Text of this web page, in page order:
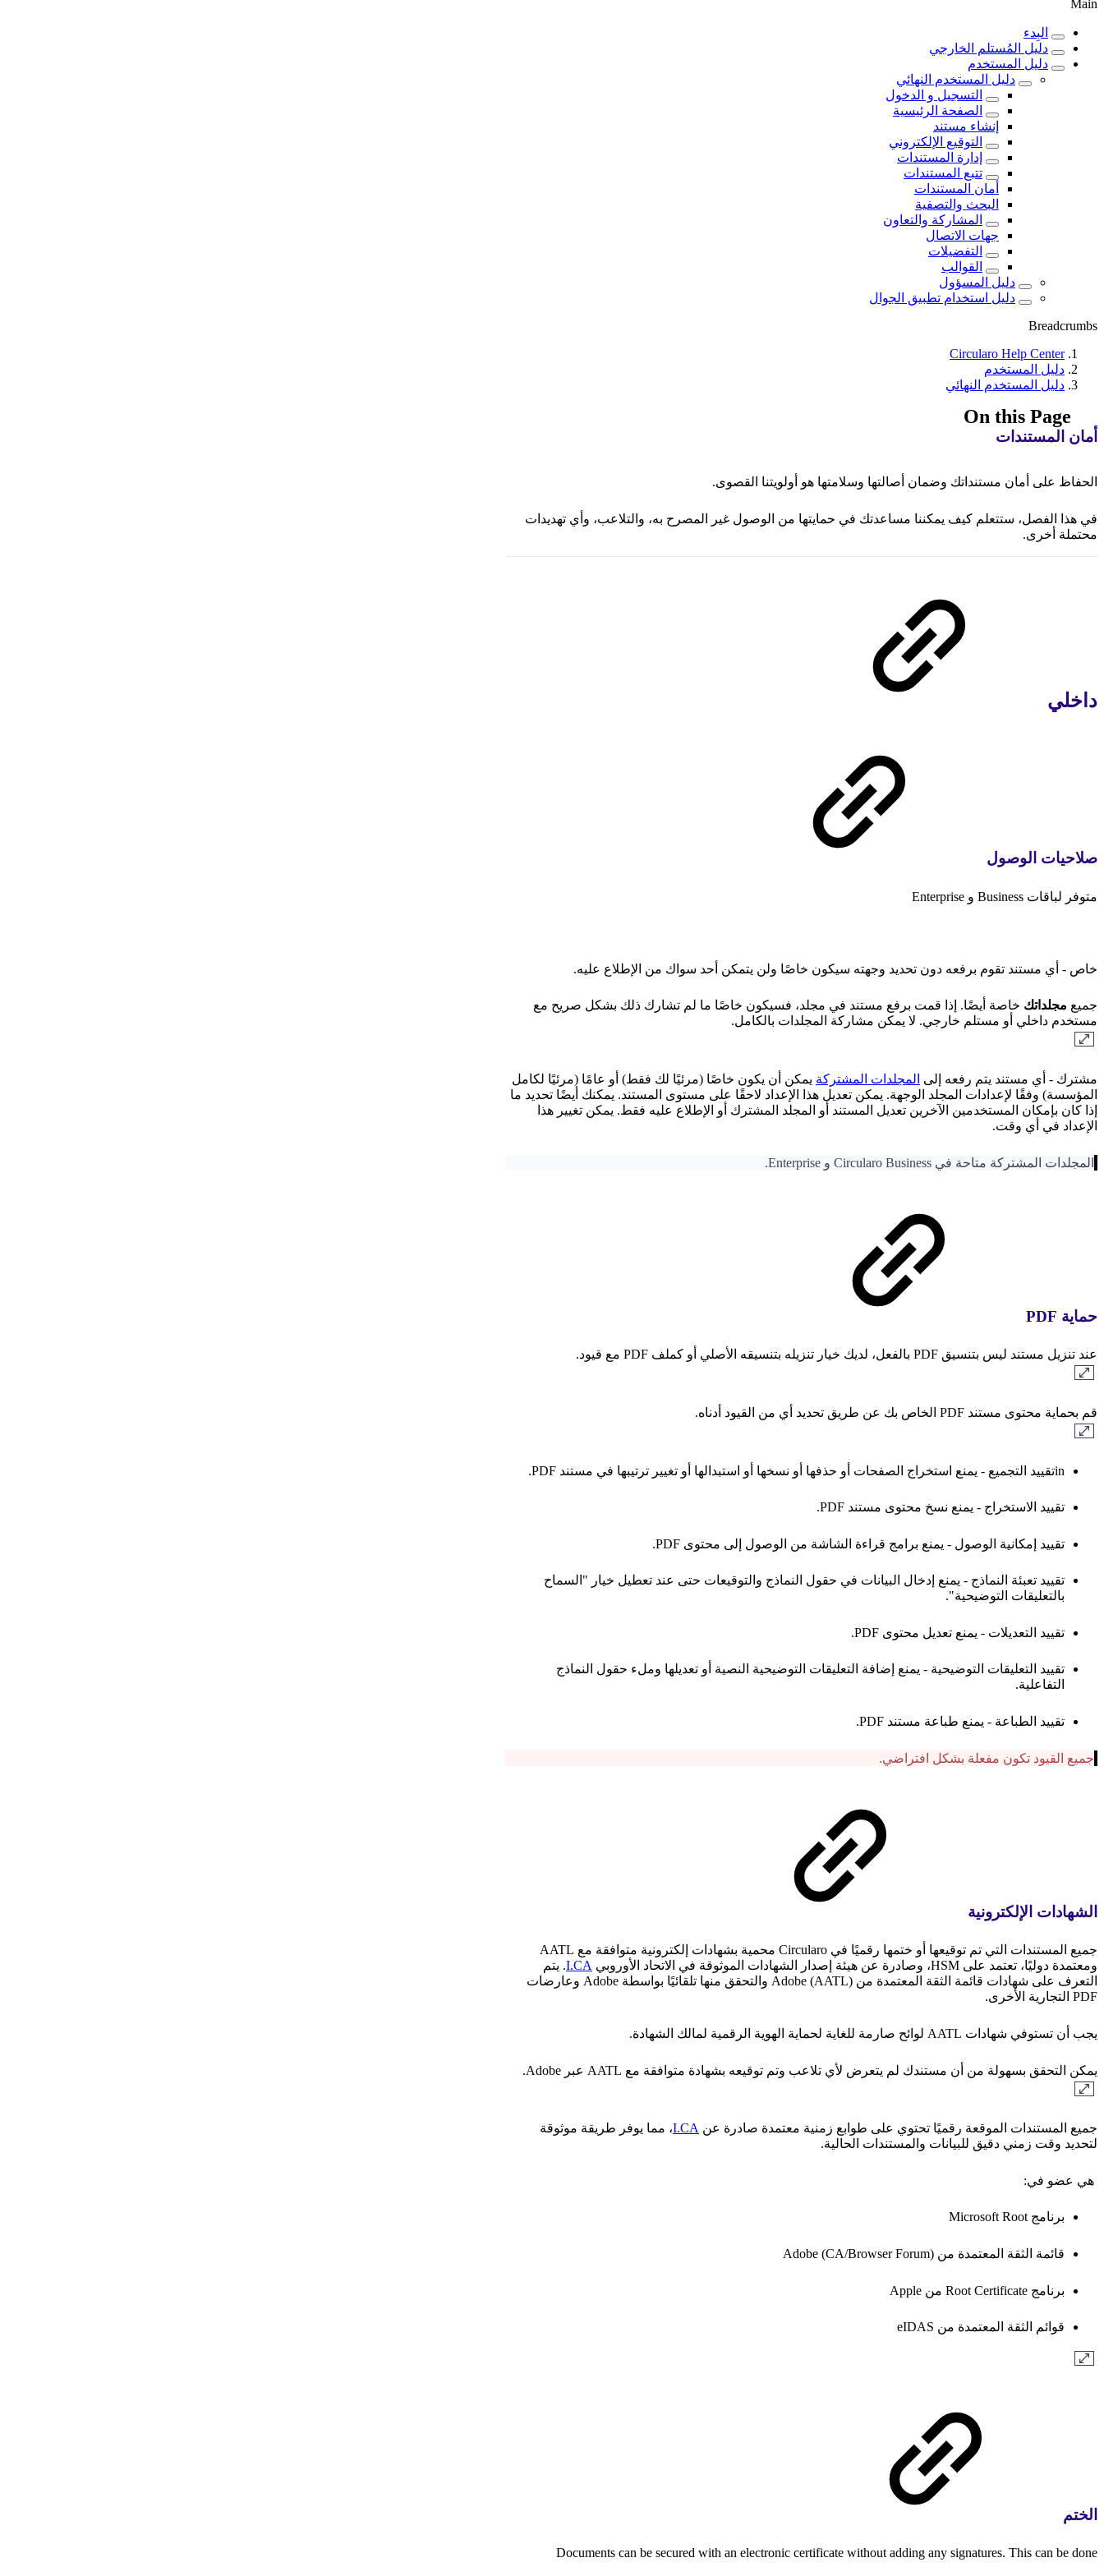
Main
البِدء
دليل المُستلم الخارجي
دليل المستخدم
دليل المستخدم النهائي
التسجيل و الدخول
الصفحة الرئيسية
إنشاء مستند
التوقيع الإلكتروني
إدارة المستندات
تتبع المستندات
أمان المستندات
البحث والتصفية
المشاركة والتعاون
جهات الاتصال
التفضيلات
القوالب
دليل المسؤول
دليل استخدام تطبيق الجوال
Breadcrumbs
Circularo Help Center
دليل المستخدم
دليل المستخدم النهائي
On this Page
أمان المستندات
الحفاظ على أمان مستنداتك وضمان أصالتها وسلامتها هو أولويتنا القصوى.
في هذا الفصل، ستتعلم كيف يمكننا مساعدتك في حمايتها من الوصول غير المصرح به، والتلاعب، وأي تهديدات
محتملة أخرى.
داخلي
صلاحيات الوصول
متوفر لباقات Business و Enterprise
خاص - أي مستند تقوم برفعه دون تحديد وجهته سيكون خاصًا ولن يتمكن أحد سواك من الإطلاع عليه.
جميع مجلداتك خاصة أيضًا. إذا قمت برفع مستند في مجلد، فسيكون خاصًا ما لم تشارك ذلك بشكل صريح مع
مستخدم داخلي أو مستلم خارجي. لا يمكن مشاركة المجلدات بالكامل.
مشترك - أي مستند يتم رفعه إلى المجلدات المشتركة يمكن أن يكون خاصًا (مرئيًا لك فقط) أو عامًا (مرئيًا لكامل
المؤسسة) وفقًا لإعدادات المجلد الوجهة. يمكن تعديل هذا الإعداد لاحقًا على مستوى المستند. يمكنك أيضًا تحديد ما
إذا كان بإمكان المستخدمين الآخرين تعديل المستند أو المجلد المشترك أو الإطلاع عليه فقط. يمكن تغيير هذا
الإعداد في أي وقت.
المجلدات المشتركة متاحة في Circularo Business و Enterprise.
حماية PDF
عند تنزيل مستند ليس بتنسيق PDF بالفعل، لديك خيار تنزيله بتنسيقه الأصلي أو كملف PDF مع قيود.
قم بحماية محتوى مستند PDF الخاص بك عن طريق تحديد أي من القيود أدناه.
inتقييد التجميع - يمنع استخراج الصفحات أو حذفها أو نسخها أو استبدالها أو تغيير ترتيبها في مستند PDF.
تقييد الاستخراج - يمنع نسخ محتوى مستند PDF.
تقييد إمكانية الوصول - يمنع برامج قراءة الشاشة من الوصول إلى محتوى PDF.
تقييد تعبئة النماذج - يمنع إدخال البيانات في حقول النماذج والتوقيعات حتى عند تعطيل خيار "السماح
بالتعليقات التوضيحية".
تقييد التعديلات - يمنع تعديل محتوى PDF.
تقييد التعليقات التوضيحية - يمنع إضافة التعليقات التوضيحية النصية أو تعديلها وملء حقول النماذج
التفاعلية.
تقييد الطباعة - يمنع طباعة مستند PDF.
جميع القيود تكون مفعلة بشكل افتراضي.
الشهادات الإلكترونية
جميع المستندات التي تم توقيعها أو ختمها رقميًا في Circularo محمية بشهادات إلكترونية متوافقة مع AATL
ومعتمدة دوليًا، تعتمد على HSM، وصادرة عن هيئة إصدار الشهادات الموثوقة في الاتحاد الأوروبي
I.CA. يتم
التعرف على شهادات قائمة الثقة المعتمدة من Adobe (AATL) والتحقق منها تلقائيًا بواسطة Adobe وعارضات
PDF التجارية الأخرى.
يجب أن تستوفي شهادات AATL لوائح صارمة للغاية لحماية الهوية الرقمية لمالك الشهادة.
يمكن التحقق بسهولة من أن مستندك لم يتعرض لأي تلاعب وتم توقيعه بشهادة متوافقة مع AATL عبر Adobe.
جميع المستندات الموقعة رقميًا تحتوي على طوابع زمنية معتمدة صادرة عن I.CA، مما يوفر طريقة موثوقة
لتحديد وقت زمني دقيق للبيانات والمستندات الحالية.
هي عضو في:
برنامج Microsoft Root
قائمة الثقة المعتمدة من Adobe (CA/Browser Forum)
برنامج Root Certificate من Apple
قوائم الثقة المعتمدة من eIDAS
الختم
Documents can be secured with an electronic certificate without adding any signatures. This can be done